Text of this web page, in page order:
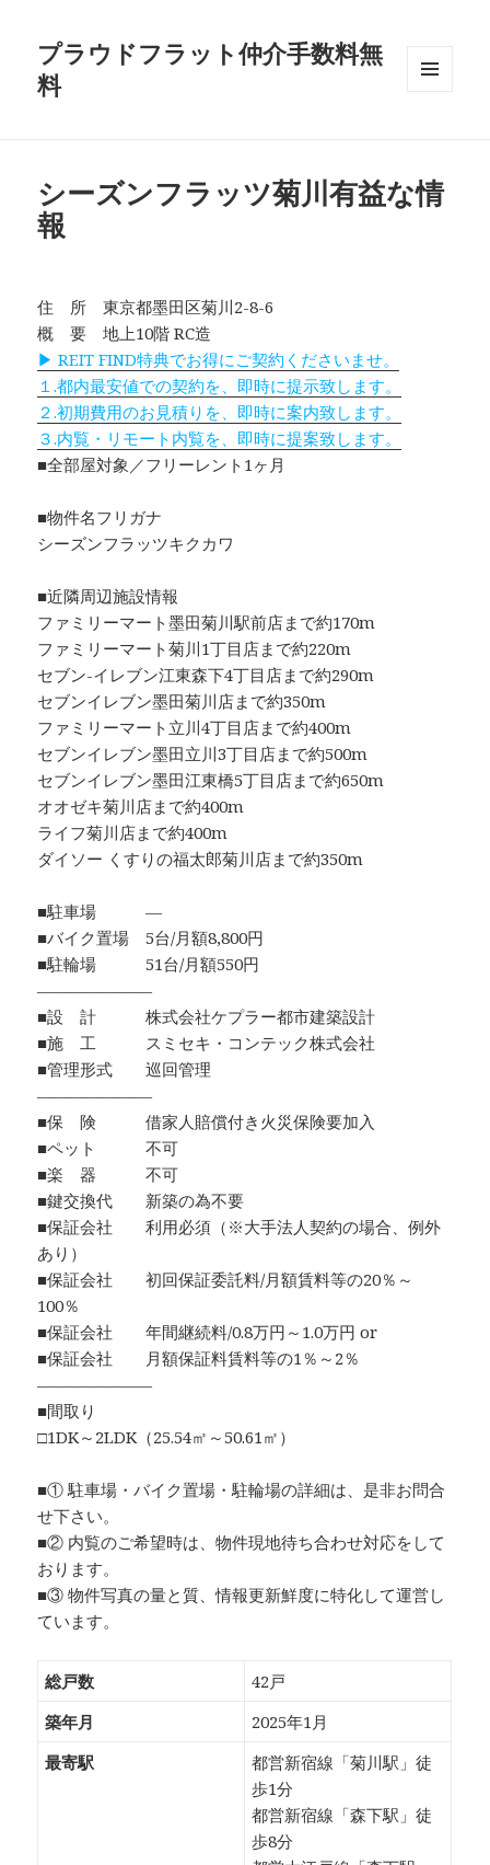
プラウドフラット仲介手数料無
料
シーズンフラッツ菊川有益な情
報
住 所 東京都墨田区菊川2-8-6
概 要 地上10階 RC造
▶ REIT FIND特典でお得にご契約くださいませ。
１.都内最安値での契約を、即時に提示致します。
２.初期費用のお見積りを、即時に案内致します。
３.内覧・リモート内覧を、即時に提案致します。
■全部屋対象／フリーレント1ヶ月
■物件名フリガナ
シーズンフラッツキクカワ
■近隣周辺施設情報
ファミリーマート墨田菊川駅前店まで約170m
ファミリーマート菊川1丁目店まで約220m
セブン-イレブン江東森下4丁目店まで約290m
セブンイレブン墨田菊川店まで約350m
ファミリーマート立川4丁目店まで約400m
セブンイレブン墨田立川3丁目店まで約500m
セブンイレブン墨田江東橋5丁目店まで約650m
オオゼキ菊川店まで約400m
ライフ菊川店まで約400m
ダイソー くすりの福太郎菊川店まで約350m
■駐車場 ―
■バイク置場 5台/月額8,800円
■駐輪場 51台/月額550円
―――――――
■設 計 株式会社ケプラー都市建築設計
■施 工 スミセキ・コンテック株式会社
■管理形式 巡回管理
―――――――
■保 険 借家人賠償付き火災保険要加入
■ペット 不可
■楽 器 不可
■鍵交換代 新築の為不要
■保証会社 利用必須（※大手法人契約の場合、例外
あり）
■保証会社 初回保証委託料/月額賃料等の20％～
100％
■保証会社 年間継続料/0.8万円～1.0万円 or
■保証会社 月額保証料賃料等の1％～2％
―――――――
■間取り
□1DK～2LDK（25.54㎡～50.61㎡）
■① 駐車場・バイク置場・駐輪場の詳細は、是非お問合
せ下さい。
■② 内覧のご希望時は、物件現地待ち合わせ対応をして
おります。
■③ 物件写真の量と質、情報更新鮮度に特化して運営し
ています。
総戸数
42戸
築年月
2025年1月
最寄駅
都営新宿線「菊川駅」徒
歩1分
都営新宿線「森下駅」徒
歩8分